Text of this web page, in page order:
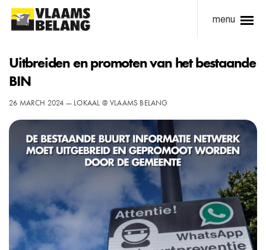
menu
Uitbreiden en promoten van het bestaande
BIN
26 MARCH 2024 — LOKAAL @ VLAAMS BELANG